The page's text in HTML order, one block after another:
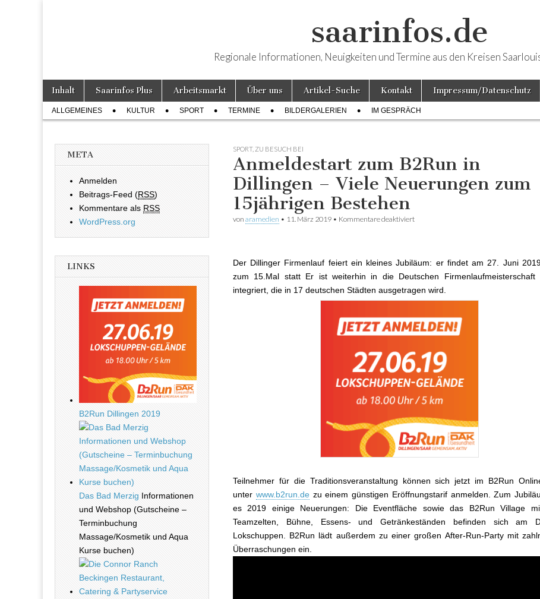
saarinfos.de
Regionale Informationen, Neuigkeiten und Termine aus den Kreisen
Hauptmenü
Weiter zum Inhalt
Inhalt Saarinfos Plus Arbeitsmarkt Über uns Artikel-Suche Kontakt Impressum/Datenschutz
Untermenü
ALLGEMEINES KULTUR SPORT TERMINE BILDERGALERIEN IM GESPRÄCH
SPORT, ZU BESUCH BEI
Anmeldestart zum B2Run in
Dillingen – Viele Neuerungen zum
15jährigen Bestehen
von aramedien • 11. März 2019 • Kommentare deaktiviert
Der Dillinger Firmenlauf feiert ein kleines Jubiläum: er findet am 27. Juni
zum 15.Mal statt Er ist weiterhin in die Deutschen Firmenlaufmeisterschaft
integriert, die in 17 deutschen Städten ausgetragen wird.
Teilnehmer für die Traditionsveranstaltung können sich jetzt im B2Run
unter www.b2run.dezu einem günstigen Eröffnungstarif anmelden. Zum
es 2019 einige Neuerungen: Die Eventfläche sowie das B2Run Village
Teamzelten, Bühne, Essens- und Getränkeständen befinden sich am
Lokschuppen. B2Run lädt außerdem zu einer großen After-Run-Party mit
Überraschungen ein.
META
Anmelden
Beitrags-Feed (RSS)
Kommentare als RSS
WordPress.org
LINKS
B2Run Dillingen 2019
Das Bad Merzig Informationen
und Webshop (Gutscheine –
Terminbuchung
Massage/Kosmetik und Aqua
Kurse buchen)